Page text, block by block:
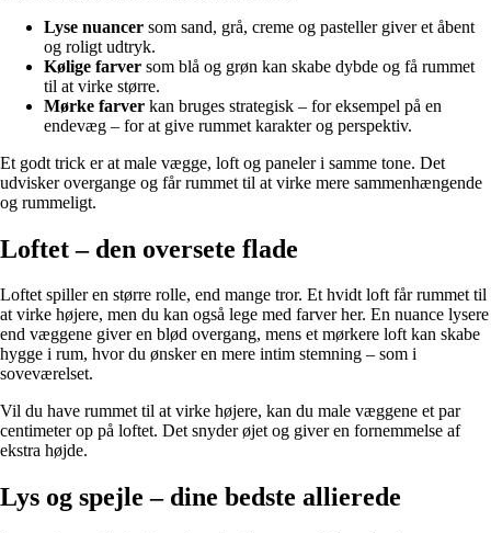
Lyse nuancer som sand, grå, creme og pasteller giver et åbent
og roligt udtryk.
Kølige farver som blå og grøn kan skabe dybde og få rummet
til at virke større.
Mørke farver kan bruges strategisk – for eksempel på en
endevæg – for at give rummet karakter og perspektiv.
Et godt trick er at male vægge, loft og paneler i samme tone. Det
udvisker overgange og får rummet til at virke mere sammenhængende
og rummeligt.
Loftet – den oversete flade
Loftet spiller en større rolle, end mange tror. Et hvidt loft får rummet til
at virke højere, men du kan også lege med farver her. En nuance lysere
end væggene giver en blød overgang, mens et mørkere loft kan skabe
hygge i rum, hvor du ønsker en mere intim stemning – som i
soveværelset.
Vil du have rummet til at virke højere, kan du male væggene et par
centimeter op på loftet. Det snyder øjet og giver en fornemmelse af
ekstra højde.
Lys og spejle – dine bedste allierede